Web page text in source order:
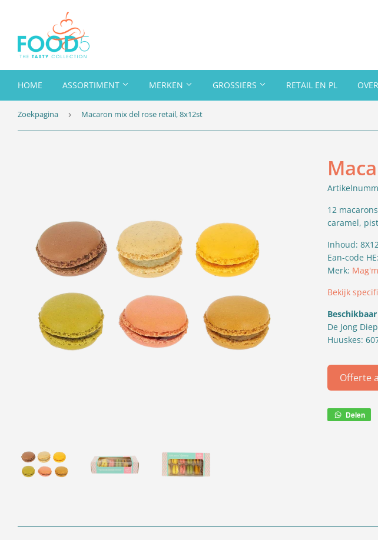
HOME ASSORTIMENT MERKEN GROSSIERS RETAIL EN PL
Zoekpagina › Macaron mix del rose retail, 8x12st
12
caramel,
Inhoud:
Ean-code
Merk: Mag'm
Bekijk
De Jong
Huuskes:
Offerte
Delen